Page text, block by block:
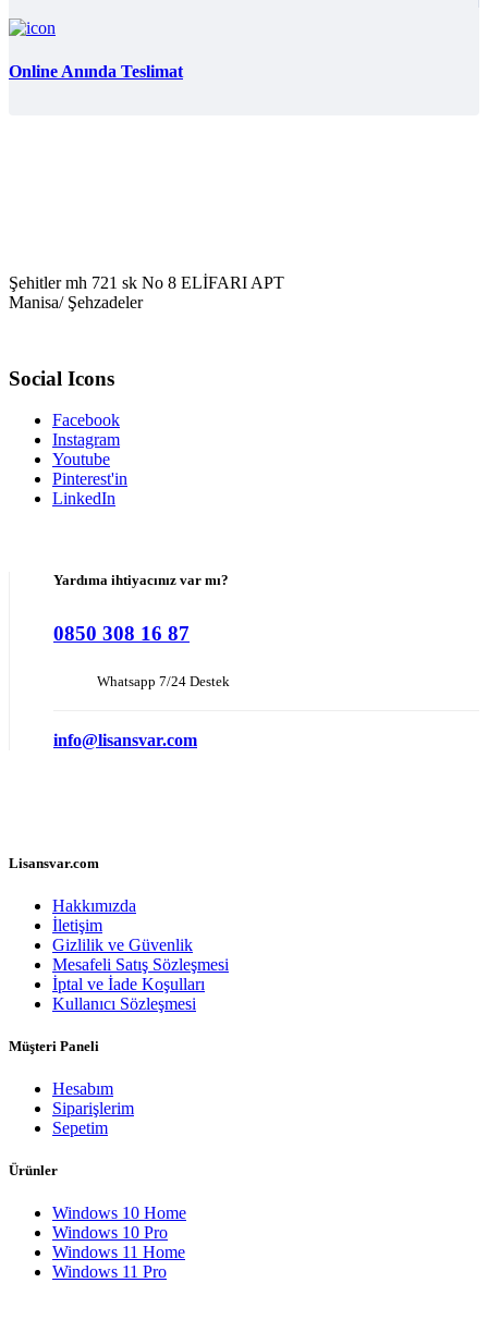
Online Anında Teslimat
Şehitler mh 721 sk No 8 ELİFARI APT
Manisa/ Şehzadeler
Social Icons
Facebook
Instagram
Youtube
Pinterest'in
LinkedIn
Yardıma ihtiyacınız var mı?
0850 308 16 87
Whatsapp 7/24 Destek
info@lisansvar.com
Lisansvar.com
Hakkımızda
İletişim
Gizlilik ve Güvenlik
Mesafeli Satış Sözleşmesi
İptal ve İade Koşulları
Kullanıcı Sözleşmesi
Müşteri Paneli
Hesabım
Siparişlerim
Sepetim
Ürünler
Windows 10 Home
Windows 10 Pro
Windows 11 Home
Windows 11 Pro